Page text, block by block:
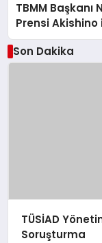
TBMM
Prensi Akishino
Son Dakika
TÜSİAD
Soruşturma